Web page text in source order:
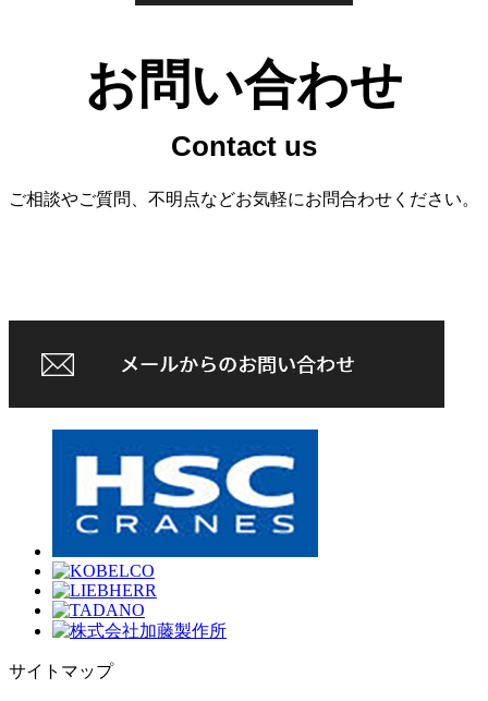
お問い合わせ
ご相談やご質問、不明点などお気軽にお問合わせください。
サイトマップ